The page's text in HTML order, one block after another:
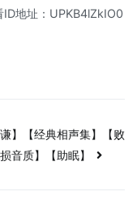
ID地址：UPKB4lZkIO0
谦】【经典相声集】【败
音质】【助眠】